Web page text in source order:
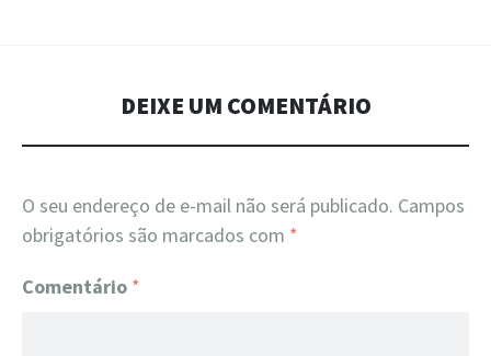
DEIXE UM COMENTÁRIO
O seu endereço de e-mail não será publicado. Campos
obrigatórios são marcados com *
Comentário *